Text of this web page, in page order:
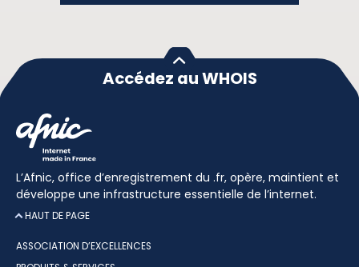
Accédez au WHOIS
L’Afnic, office d’enregistrement du .fr, opère, maintient et
développe une infrastructure essentielle de l’internet.
HAUT DE PAGE
ASSOCIATION D’EXCELLENCES